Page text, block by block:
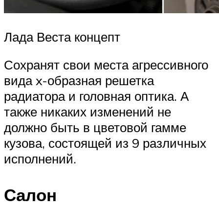
Лада Веста концепт
Сохранят свои места агрессивного
вида x-образная решетка
радиатора и головная оптика. А
также никаких изменений не
должно быть в цветовой гамме
кузова, состоящей из 9 различных
исполнений.
Салон